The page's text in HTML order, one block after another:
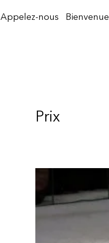
Appelez-nous Bienvenue
Prix